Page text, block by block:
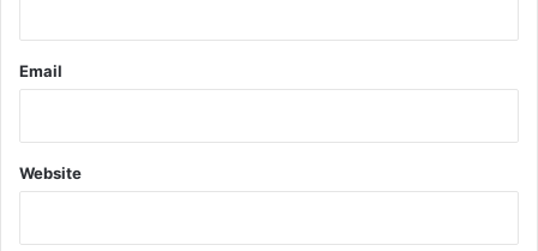
Email
Website